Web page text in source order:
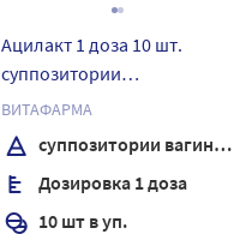
Ацилакт 1 доза 10 шт.
суппозитории
вагинальные
ВИТАФАРМА
суппозитории вагинальные
Дозировка 1 доза
10 шт в уп.